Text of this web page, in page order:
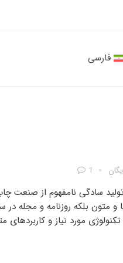
فارسی
1
سادگی نامفهوم از صنعت
متون بلکه روزنامه و مجله در
مورد نیاز و کاربردهای